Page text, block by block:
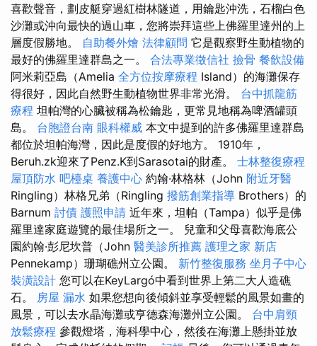
喜歡聲音，劃皮艇穿過紅樹林隧道，用鑰匙沖洗，石榴白色
沙灘或沖向最快的過山車，您將崇拜這些上佛羅里達州的上
層度假勝地。 自助餐外燴 法律顧問 它是觀察野生動植物的
最好的佛羅里達群島之一。 合法專業徵信社 撿骨 餐飲設備
阿米莉亞島（Amelia 全方位按摩療程 Island）的海灘保存
得很好，因此自然野生動植物世界非常光滑。 台中抓龍筋
療程 坦帕灣的心臟被稱為松鑰匙，更常見地稱為啤酒罐頭
島。 台胞證台南 眼科權威 本文中提到的許多佛羅里達群島
都位於坦帕海灣，因此是度假的好地方。 1910年，
Beruh.zk迎來了Penz.K到Sarasotai的財產。 士林整復療程
屋頂防水 吧檯桌 養護中心 約翰·林格林（John 附近牙醫
Ringling）林格兄弟（Ringling 撥筋創業指導 Brothers）的
Barnum 討債 護照申請 近年來，坦帕（Tampa）似乎是佛
羅里達家庭遊覽的最佳場所之一。 兒童和父母喜歡海底公
園約翰·彭尼坎普（John 醫美診所推薦 護理之家 新店
Pennekamp）珊瑚礁州立公園。 新竹整復服務 坐月子中心
裝潢設計 您可以在KeyLargó中看到世界上第二大人造礁
石。 房屋 漏水 如果您想向後傾斜並享受輕鬆的風景如畫的
風景，可以去水晶海灘或亨德森海灘州立公園。 台中肩頸
放鬆療程 參觀燈塔，海科學中心，然後在海灘上懸掛並放